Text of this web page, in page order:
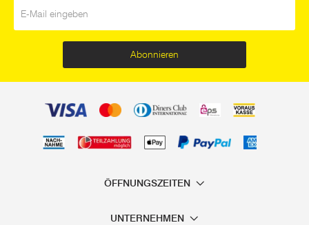
Abonnieren
ÖFFNUNGSZEITEN
UNTERNEHMEN